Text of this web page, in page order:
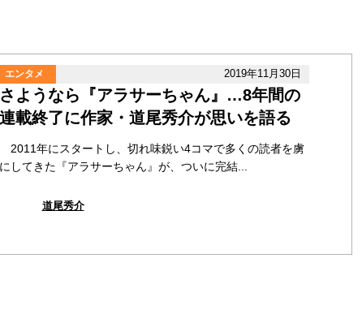
エンタメ 2019年11月30日
ようなら『アラサーちゃん』…8年間の
載終了に作家・道尾秀介が思いを語る
年にスタートし、切れ味鋭い4コマで多くの読者を虜
してきた『アラサーちゃん』が、ついに完結...
道尾秀介